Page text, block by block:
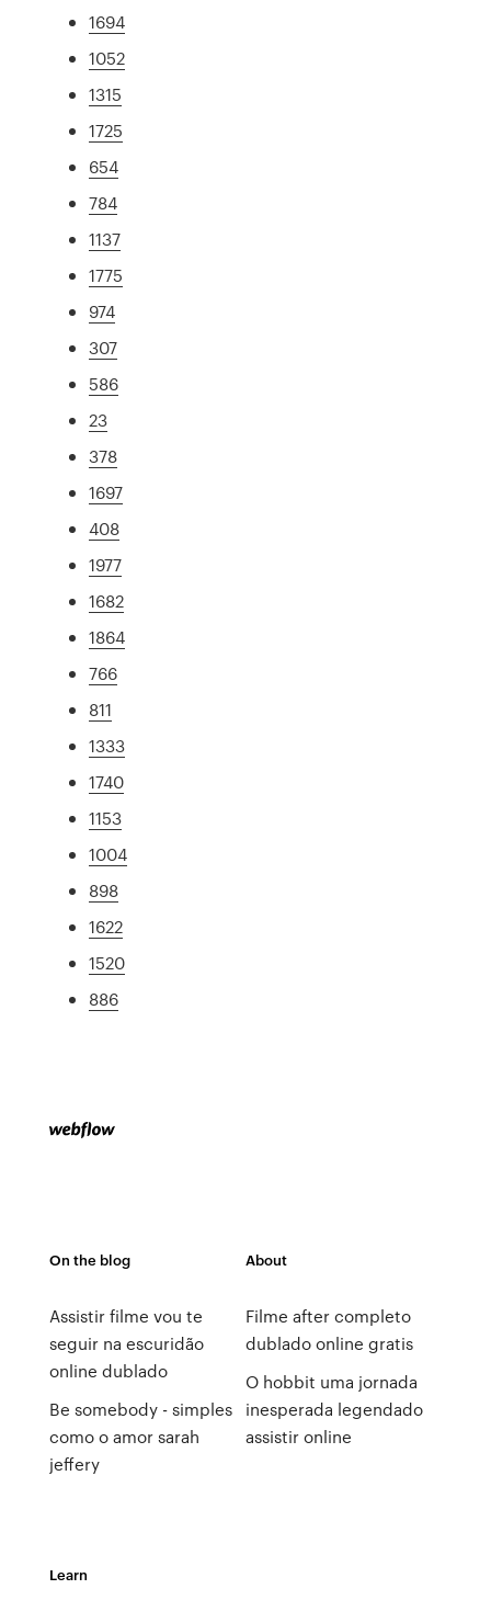
1694
1052
1315
1725
654
784
1137
1775
974
307
586
23
378
1697
408
1977
1682
1864
766
811
1333
1740
1153
1004
898
1622
1520
886
On the blog
Assistir filme vou te
seguir na escuridão
online dublado
Be somebody - simples
como o amor sarah
jeffery
About
Filme after completo
dublado online gratis
O hobbit uma jornada
inesperada legendado
assistir online
Learn